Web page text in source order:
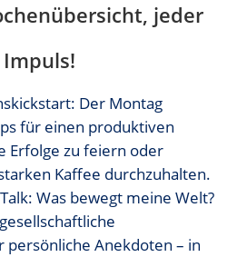
jeder
Der Montag
für einen produktiven
Erfolge zu feiern oder
Kaffee durchzuhalten.
Was bewegt meine Welt?
persönliche Anekdoten – in